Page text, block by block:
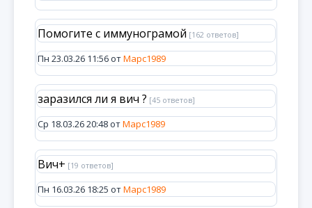
Помогите с иммунограмой [162 ответов]
Пн 23.03.26 11:56 отМарс1989
заразился ли я вич ? [45 ответов]
Ср 18.03.26 20:48 отМарс1989
Вич+ [19 ответов]
Пн 16.03.26 18:25 отМарс1989